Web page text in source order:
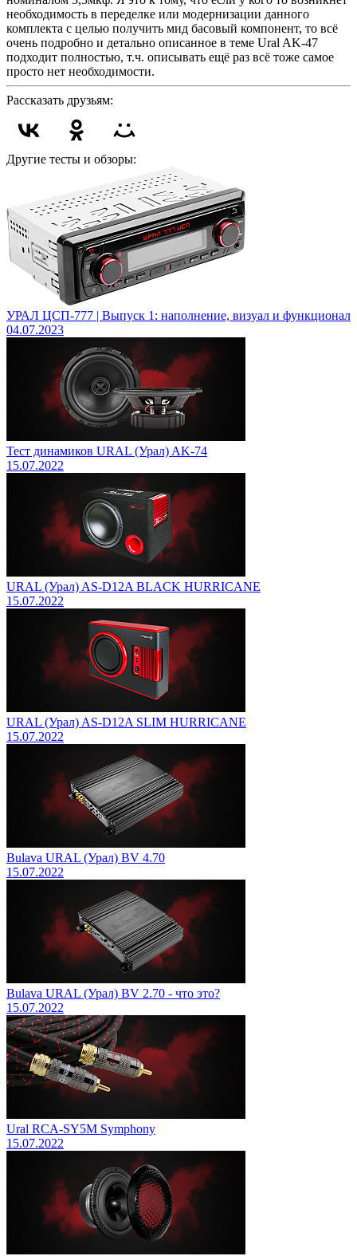
необходимость в переделке или модернизации данного
комплекта с целью получить мид басовый компонент, то всё
очень подробно и детально описанное в теме Ural AK-47
подходит полностью, т.ч. описывать ещё раз всё тоже самое
просто нет необходимости.
Рассказать друзьям:
Другие тесты и обзоры:
УРАЛ ЦСП-777 | Выпуск 1: наполнение, визуал и функционал
04.07.2023
Тест динамиков URAL (Урал) AK-74
15.07.2022
URAL (Урал) AS-D12A BLACK HURRICANE
15.07.2022
URAL (Урал) AS-D12A SLIM HURRICANE
15.07.2022
Bulava URAL (Урал) BV 4.70
15.07.2022
Bulava URAL (Урал) BV 2.70 - что это?
15.07.2022
Ural RCA-SY5M Symphony
15.07.2022